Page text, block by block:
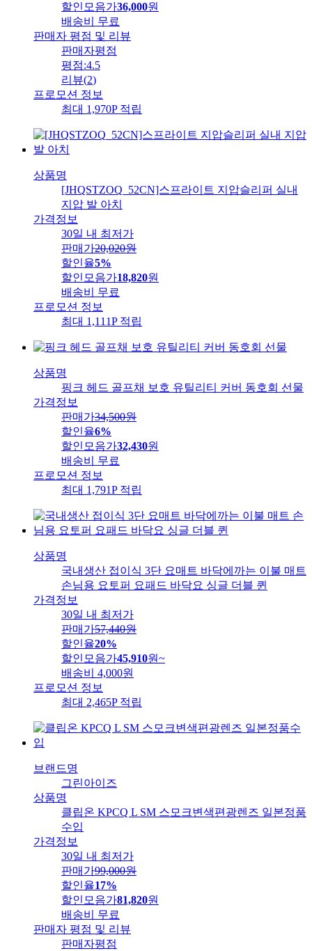
할인모음가36,000원
배송비
무료
판매자 평점 및 리뷰
판매자평점
평점:4.5
리뷰(2)
프로모션 정보
최대 1,970P 적립
상품명
[JHQSTZOQ_52CN]스프라이트 지압슬리퍼 실내
지압 발 아치
가격정보
30일 내 최저가
판매가20,020원
할인율5%
할인모음가18,820원
배송비
무료
프로모션 정보
최대 1,111P 적립
상품명
핑크 헤드 골프채 보호 유틸리티 커버 동호회 선물
가격정보
판매가34,500원
할인율6%
할인모음가32,430원
배송비
무료
프로모션 정보
최대 1,791P 적립
상품명
국내생산 접이식 3단 요매트 바닥에까는 이불 매트
손님용 요토퍼 요패드 바닥요 싱글 더블 퀸
가격정보
30일 내 최저가
판매가57,440원
할인율20%
할인모음가45,910원~
배송비
4,000원
프로모션 정보
최대 2,465P 적립
브랜드명
그린아이즈
상품명
클립온 KPCQ L SM 스모크변색편광렌즈 일본정품
수입
가격정보
30일 내 최저가
판매가99,000원
할인율17%
할인모음가81,820원
배송비
무료
판매자 평점 및 리뷰
판매자평점